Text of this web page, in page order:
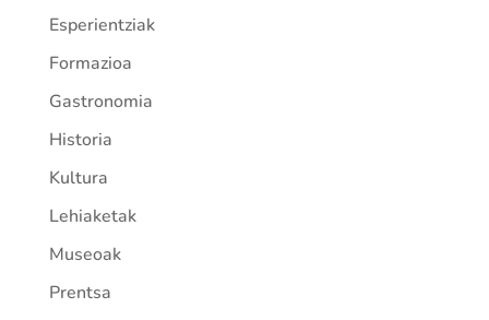
Esperientziak
Formazioa
Gastronomia
Historia
Kultura
Lehiaketak
Museoak
Prentsa